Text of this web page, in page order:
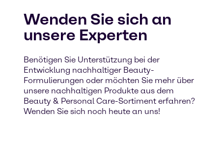
Wenden Sie sich an
unsere Experten
Benötigen Sie Unterstützung bei der
Entwicklung nachhaltiger Beauty-
Formulierungen oder möchten Sie mehr über
unsere nachhaltigen Produkte aus dem
Beauty & Personal Care-Sortiment erfahren?
Wenden Sie sich noch heute an uns!